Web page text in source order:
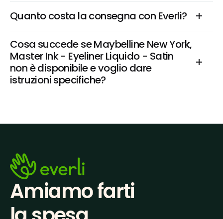
Quanto costa la consegna con Everli?
Cosa succede se Maybelline New York,
Master Ink - Eyeliner Liquido - Satin
non è disponibile e voglio dare
istruzioni specifiche?
Amiamo farti